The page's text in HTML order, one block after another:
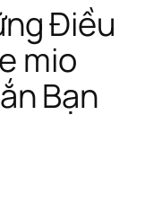
Điều
mio
Bạn